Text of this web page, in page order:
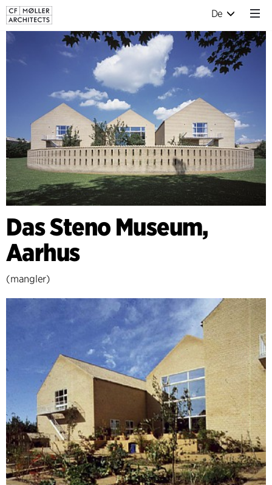
De
Das Steno Museum,
Aarhus
(mangler)